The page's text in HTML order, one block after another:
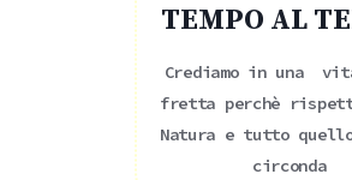
TEMPO AL
Crediamo in una
fretta perchè
Natura e tutto
circonda